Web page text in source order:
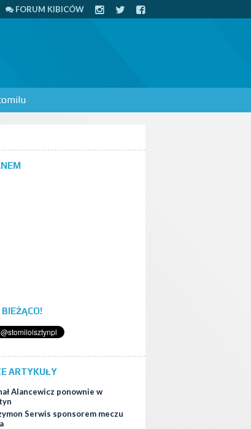
FORUM KIBICÓW
ARTYKUŁY
Alancewicz ponownie w
Serwis sponsorem meczu